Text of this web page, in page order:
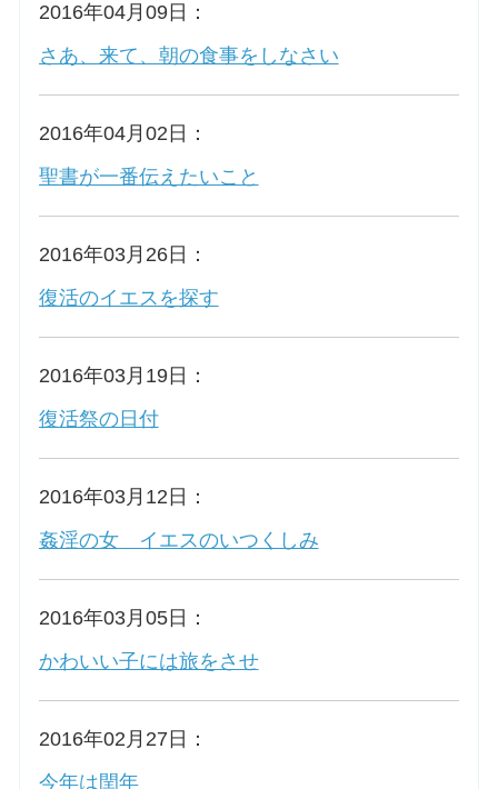
2016年04月09日：
さあ、来て、朝の食事をしなさい
2016年04月02日：
聖書が一番伝えたいこと
2016年03月26日：
復活のイエスを探す
2016年03月19日：
復活祭の日付
2016年03月12日：
姦淫の女 イエスのいつくしみ
2016年03月05日：
かわいい子には旅をさせ
2016年02月27日：
今年は閏年